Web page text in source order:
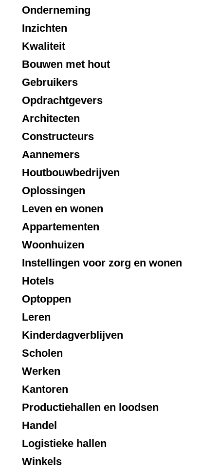
Onderneming
Inzichten
Kwaliteit
Bouwen met hout
Gebruikers
Opdrachtgevers
Architecten
Constructeurs
Aannemers
Houtbouwbedrijven
Oplossingen
Leven en wonen
Appartementen
Woonhuizen
Instellingen voor zorg en wonen
Hotels
Optoppen
Leren
Kinderdagverblijven
Scholen
Werken
Kantoren
Productiehallen en loodsen
Handel
Logistieke hallen
Winkels